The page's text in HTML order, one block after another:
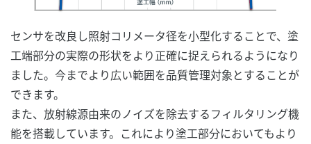
センサを改良し照射コリメータ径を小型化することで、塗
工端部分の実際の形状をより正確に捉えられるようになり
ました。今までより広い範囲を品質管理対象とすることが
できます。
また、放射線源由来のノイズを除去するフィルタリング機
能を搭載しています。これにより塗工部分においてもより